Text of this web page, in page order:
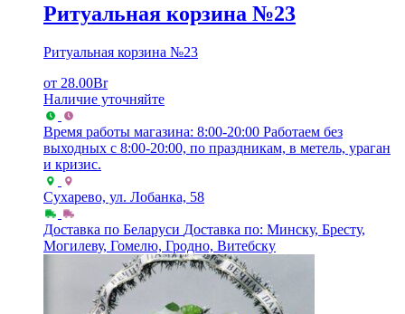
Ритуальная корзина №23
Ритуальная корзина №23
от 28.00Br
Наличие уточняйте
Время работы магазина: 8:00-20:00 Работаем без
выходных с 8:00-20:00, по праздникам, в метель, ураган
и кризис.
Сухарево, ул. Лобанка, 58
Доставка по Беларуси Доставка по: Минску, Бресту,
Могилеву, Гомелю, Гродно, Витебску